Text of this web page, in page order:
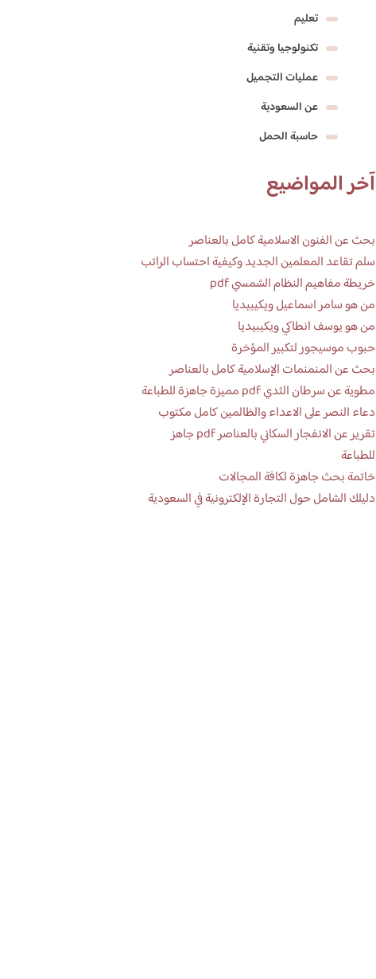
تعليم
تكنولوجيا وتقنية
عمليات التجميل
عن السعودية
حاسبة الحمل
آخر المواضيع
بحث عن الفنون الاسلامية كامل بالعناصر
سلم تقاعد المعلمين الجديد وكيفية احتساب الراتب
خريطة مفاهيم النظام الشمسي pdf
من هو سامر اسماعيل ويكيبيديا
من هو يوسف انطاكي ويكيبيديا
حبوب موسيجور لتكبير المؤخرة
بحث عن المنمنمات الإسلامية كامل بالعناصر
مطوية عن سرطان الثدي pdf مميزة جاهزة للطباعة
دعاء النصر على الاعداء والظالمين كامل مكتوب
تقرير عن الانفجار السكاني بالعناصر pdf جاهز
للطباعة
خاتمة بحث جاهزة لكافة المجالات
دليلك الشامل حول التجارة الإلكترونية في السعودية